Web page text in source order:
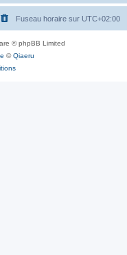
Fuseau horaire sur UTC+02:00
© phpBB Limited
©Qiaeru